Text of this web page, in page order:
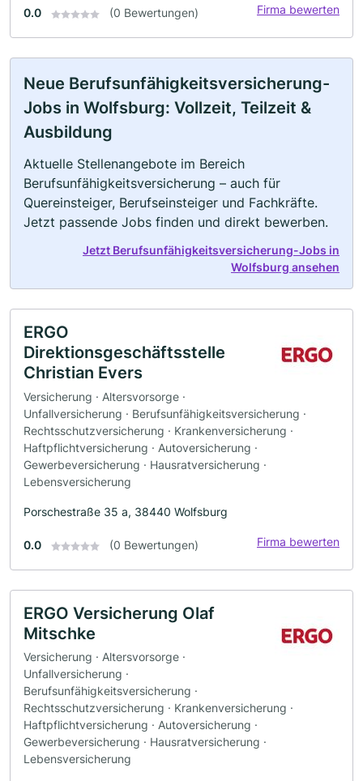
0.0 (0 Bewertungen) Firma bewerten
Neue Berufsunfähigkeitsversicherung-
Jobs in Wolfsburg: Vollzeit, Teilzeit &
Ausbildung
Aktuelle Stellenangebote im Bereich
Berufsunfähigkeitsversicherung – auch für
Quereinsteiger, Berufseinsteiger und Fachkräfte.
Jetzt passende Jobs finden und direkt bewerben.
Jetzt Berufsunfähigkeitsversicherung-Jobs in
Wolfsburg ansehen
ERGO
Direktionsgeschäftsstelle
Christian Evers
Versicherung · Altersvorsorge ·
Unfallversicherung · Berufsunfähigkeitsversicherung ·
Rechtsschutzversicherung · Krankenversicherung ·
Haftpflichtversicherung · Autoversicherung ·
Gewerbeversicherung · Hausratversicherung ·
Lebensversicherung
Porschestraße 35 a, 38440 Wolfsburg
0.0 (0 Bewertungen) Firma bewerten
ERGO Versicherung Olaf
Mitschke
Versicherung · Altersvorsorge ·
Unfallversicherung ·
Berufsunfähigkeitsversicherung ·
Rechtsschutzversicherung · Krankenversicherung ·
Haftpflichtversicherung · Autoversicherung ·
Gewerbeversicherung · Hausratversicherung ·
Lebensversicherung